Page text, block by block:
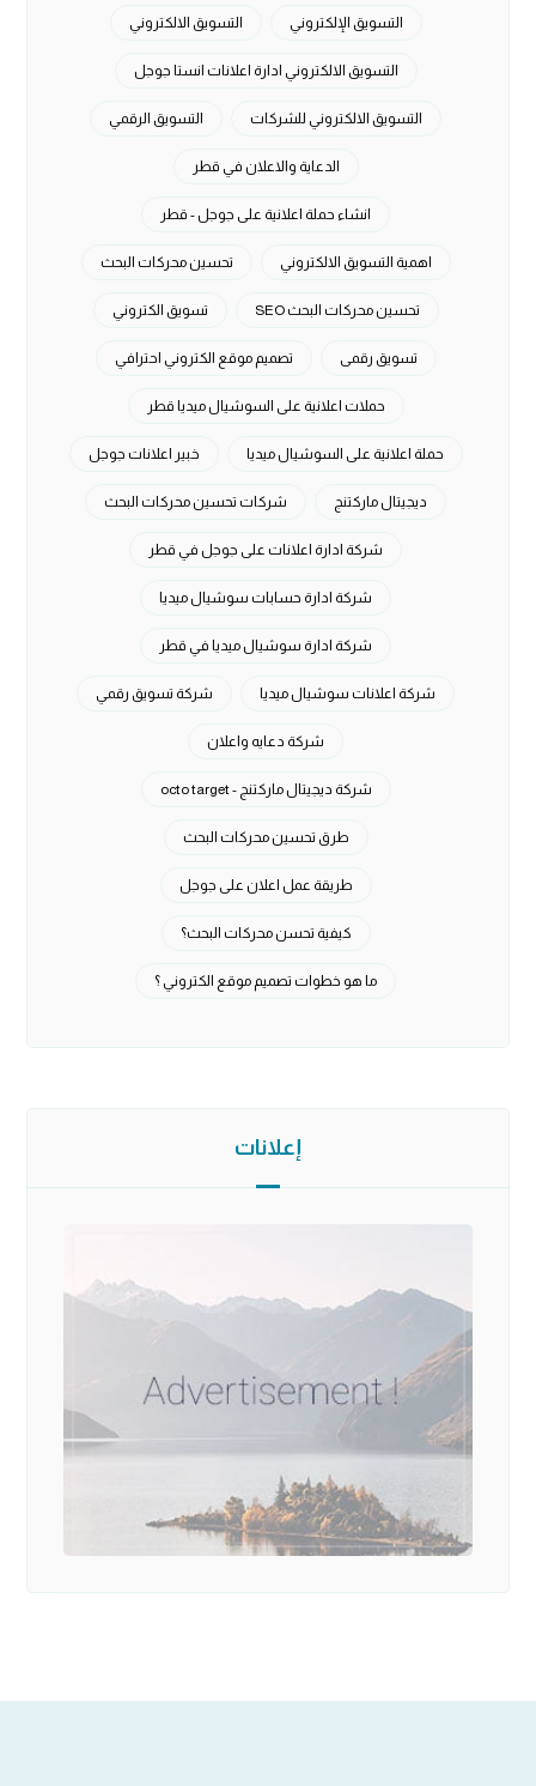
التسويق الإلكتروني التسويق الالكتروني
التسويق الالكتروني ادارة اعلانات انستا جوجل
التسويق الالكتروني للشركات التسويق الرقمي
الدعاية والاعلان في قطر
انشاء حملة اعلانية على جوجل - قطر
اهمية التسويق الالكتروني تحسين محركات البحث
تحسين محركات البحث SEO تسويق الكتروني
تسويق رقمى تصميم موقع الكتروني احترافي
حملات اعلانية على السوشيال ميديا قطر
حملة اعلانية على السوشيال ميديا خبير اعلانات جوجل
ديجيتال ماركتنج شركات تحسين محركات البحث
شركة ادارة اعلانات على جوجل في قطر
شركة ادارة حسابات سوشيال ميديا
شركة ادارة سوشيال ميديا في قطر
شركة اعلانات سوشيال ميديا شركة تسويق رقمي
شركة دعايه واعلان
شركة ديجيتال ماركتنج - octo target
طرق تحسين محركات البحث
طريقة عمل اعلان على جوجل
كيفية تحسن محركات البحث؟
ما هو خطوات تصميم موقع الكتروني ؟
إعلانات